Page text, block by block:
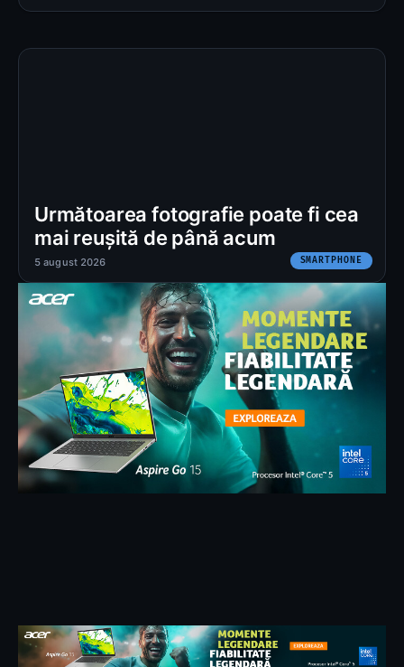
Următoarea fotografie poate fi cea
mai reușită de până acum
SMARTPHONE
5 august 2026